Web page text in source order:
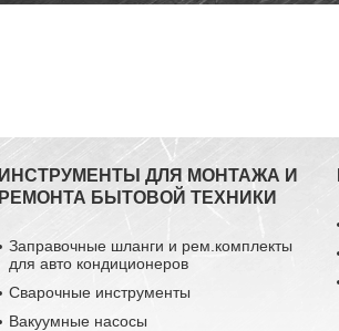
ИНСТРУМЕНТЫ ДЛЯ МОНТАЖА И
РЕМОНТА БЫТОВОЙ ТЕХНИКИ
Заправочные шланги и рем.комплекты
для авто кондиционеров
Сварочные инструменты
Вакуумные насосы